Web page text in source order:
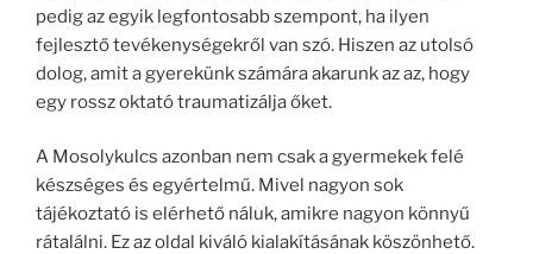
pedig az egyik legfontosabb szempont, ha ilyen
fejlesztő tevékenységekről van szó. Hiszen az utolsó
dolog, amit a gyerekünk számára akarunk az az, hogy
egy rossz oktató traumatizálja őket.
A Mosolykulcs azonban nem csak a gyermekek felé
készséges és egyértelmű. Mivel nagyon sok
tájékoztató is elérhető náluk, amikre nagyon könnyű
rátalálni. Ez az oldal kiváló kialakításának köszönhető.